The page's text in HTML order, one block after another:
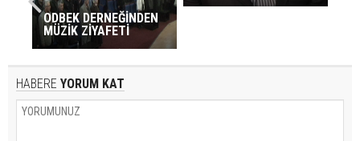
ODBEK DERNEĞİNDEN
MÜZİK ZİYAFETİ
HABERE YORUM KAT